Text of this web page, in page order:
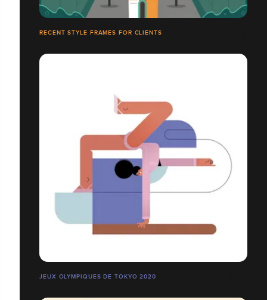
RECENT STYLE FRAMES FOR CLIENTS
JEUX OLYMPIQUES DE TOKYO 2020